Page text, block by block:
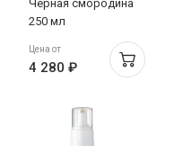
Черная смородина
250 мл
Цена от
4 280 ₽